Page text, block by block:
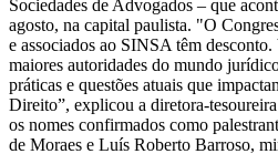
Sociedades de Advogados – que
agosto, na capital paulista. "O
e associados ao SINSA têm
maiores autoridades do mundo
práticas e questões atuais que
Direito”, explicou a diretora-
os nomes confirmados como
de Moraes e Luís Roberto Barroso,